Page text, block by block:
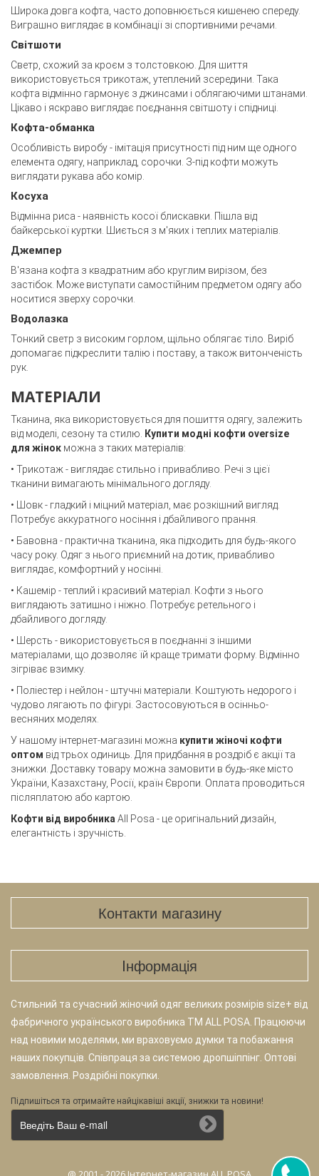
Широка довга кофта, часто доповнюється кишенею спереду.
Виграшно виглядає в комбінації зі спортивними речами.
Світшоти
Светр, схожий за кроєм з толстовкою. Для шиття
використовується трикотаж, утеплений зсередини. Така
кофта відмінно гармонує з джинсами і облягаючими штанами.
Цікаво і яскраво виглядає поєднання світшоту і спідниці.
Кофта-обманка
Особливість виробу - імітація присутності під ним ще одного
елемента одягу, наприклад, сорочки. З-під кофти можуть
виглядати рукава або комір.
Косуха
Відмінна риса - наявність косої блискавки. Пішла від
байкерської куртки. Шиється з м'яких і теплих матеріалів.
Джемпер
В'язана кофта з квадратним або круглим вирізом, без
застібок. Може виступати самостійним предметом одягу або
носитися зверху сорочки.
Водолазка
Тонкий светр з високим горлом, щільно облягає тіло. Виріб
допомагає підкреслити талію і поставу, а також витонченість
рук.
МАТЕРІАЛИ
Тканина, яка використовується для пошиття одягу, залежить
від моделі, сезону та стилю. Купити модні кофти oversize
для жінок можна з таких матеріалів:
• Трикотаж - виглядає стильно і привабливо. Речі з цієї
тканини вимагають мінімального догляду.
• Шовк - гладкий і міцний матеріал, має розкішний вигляд.
Потребує аккуратного носіння і дбайливого прання.
• Бавовна - практична тканина, яка підходить для будь-якого
часу року. Одяг з нього приємний на дотик, привабливо
виглядає, комфортний у носінні.
• Кашемір - теплий і красивий матеріал. Кофти з нього
виглядають затишно і ніжно. Потребує ретельного і
дбайливого догляду.
• Шерсть - використовується в поєднанні з іншими
матеріалами, що дозволяє їй краще тримати форму. Відмінно
зігріває взимку.
• Поліестер і нейлон - штучні матеріали. Коштують недорого і
чудово лягають по фігурі. Застосовуються в осінньо-
весняних моделях.
У нашому інтернет-магазині можна купити жіночі кофти
оптом від трьох одиниць. Для придбання в роздріб є акції та
знижки. Доставку товару можна замовити в будь-яке місто
України, Казахстану, Росії, країн Європи. Оплата проводиться
післяплатою або картою.
Кофти від виробника All Posa - це оригінальний дизайн,
елегантність і зручність.
Контакти магазину
Iнформація
Стильний та сучасний жіночий одяг великих розмірів size+ від
фабричного українського виробника TM ALL POSA. Працюючи
над новими моделями, ми враховуємо думки та побажання
наших покупців. Співпраця за системою дропшіппінг. Оптові
замовлення. Роздрібні покупки.
Підпишіться та отримайте найцікавіші акції, знижки та новини!